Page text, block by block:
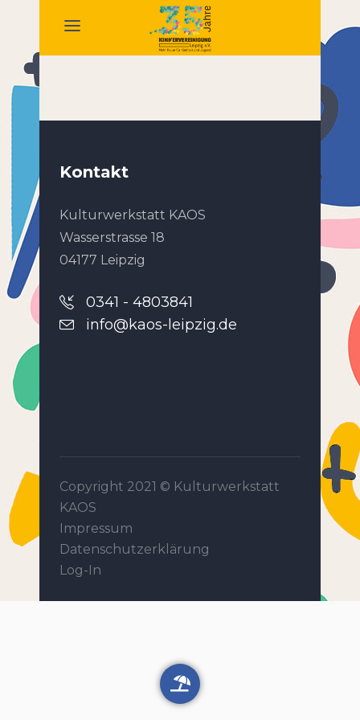
Kontakt
Kulturwerkstatt KAOS
Wasserstrasse 18
04177 Leipzig
0341 - 4803841
info@kaos-leipzig.de
Copyright 2021 © Kulturwerkstatt
KAOS
Impressum
Datenschutzerklärung
Log-In